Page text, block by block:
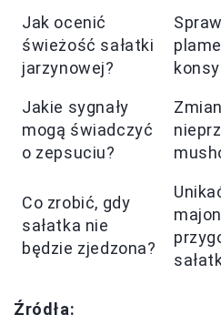
Jak ocenić
świeżość sałatki
jarzynowej?
Jakie sygnały
mogą świadczyć
o zepsuciu?
Co zrobić, gdy
sałatka nie
będzie zjedzona?
Źródła: